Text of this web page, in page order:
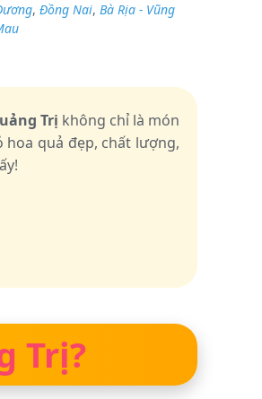
, Đồng Nai, Bà Rịa - Vũng
Trị không chỉ là món
quả đẹp, chất lượng,
Trị?